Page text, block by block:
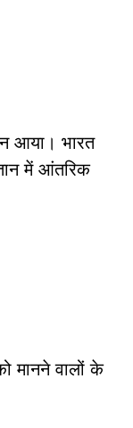
आया। भारत
में आंतरिक
मानने वालों के